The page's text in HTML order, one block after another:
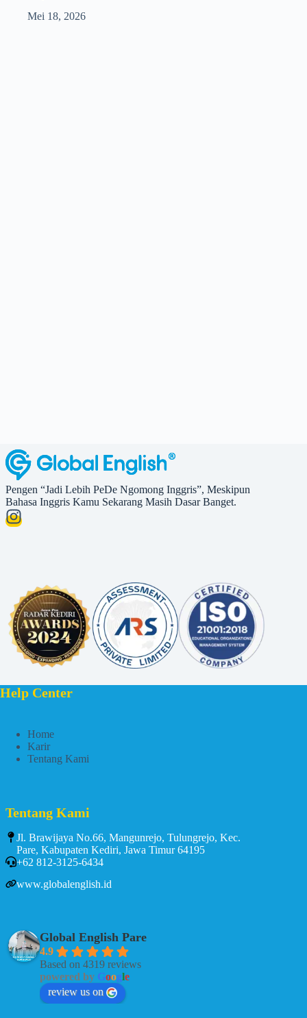
Mei 18, 2026
Pengen “Jadi Lebih PeDe Ngomong Inggris”, Meskipun
Bahasa Inggris Kamu Sekarang Masih Dasar Banget.
Help Center
Home
Karir
Tentang Kami
Tentang Kami
Jl. Brawijaya No.66, Mangunrejo, Tulungrejo, Kec.
Pare, Kabupaten Kediri, Jawa Timur 64195
+62 812-3125-6434
www.globalenglish.id
Global English Pare
4.9
Based on 4319 reviews
powered by Google
review us on